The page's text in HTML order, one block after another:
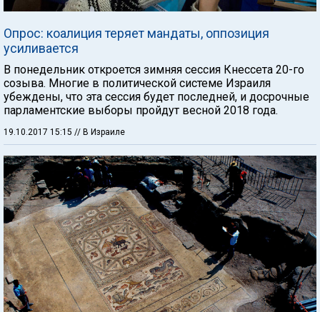
Опрос: коалиция теряет мандаты, оппозиция
усиливается
В понедельник откроется зимняя сессия Кнессета 20-го
созыва. Многие в политической системе Израиля
убеждены, что эта сессия будет последней, и досрочные
парламентские выборы пройдут весной 2018 года.
19.10.2017 15:15 // В Израиле